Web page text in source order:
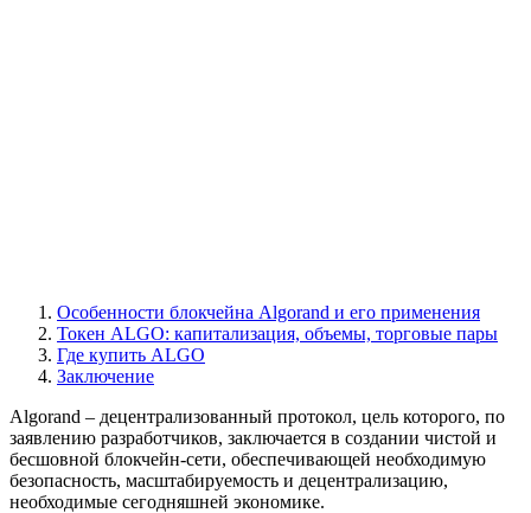
Особенности блокчейна Algorand и его применения
Токен ALGO: капитализация, объемы, торговые пары
Где купить ALGO
Заключение
Algorand – децентрализованный протокол, цель которого, по
заявлению разработчиков, заключается в создании чистой и
бесшовной блокчейн-сети, обеспечивающей необходимую
безопасность, масштабируемость и децентрализацию,
необходимые сегодняшней экономике.